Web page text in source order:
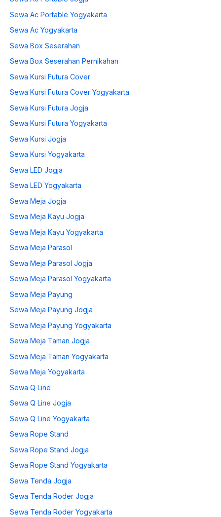
Sewa Ac Portable Yogyakarta
Sewa Ac Yogyakarta
Sewa Box Seserahan
Sewa Box Seserahan Pernikahan
Sewa Kursi Futura Cover
Sewa Kursi Futura Cover Yogyakarta
Sewa Kursi Futura Jogja
Sewa Kursi Futura Yogyakarta
Sewa Kursi Jogja
Sewa Kursi Yogyakarta
Sewa LED Jogja
Sewa LED Yogyakarta
Sewa Meja Jogja
Sewa Meja Kayu Jogja
Sewa Meja Kayu Yogyakarta
Sewa Meja Parasol
Sewa Meja Parasol Jogja
Sewa Meja Parasol Yogyakarta
Sewa Meja Payung
Sewa Meja Payung Jogja
Sewa Meja Payung Yogyakarta
Sewa Meja Taman Jogja
Sewa Meja Taman Yogyakarta
Sewa Meja Yogyakarta
Sewa Q Line
Sewa Q Line Jogja
Sewa Q Line Yogyakarta
Sewa Rope Stand
Sewa Rope Stand Jogja
Sewa Rope Stand Yogyakarta
Sewa Tenda Jogja
Sewa Tenda Roder Jogja
Sewa Tenda Roder Yogyakarta